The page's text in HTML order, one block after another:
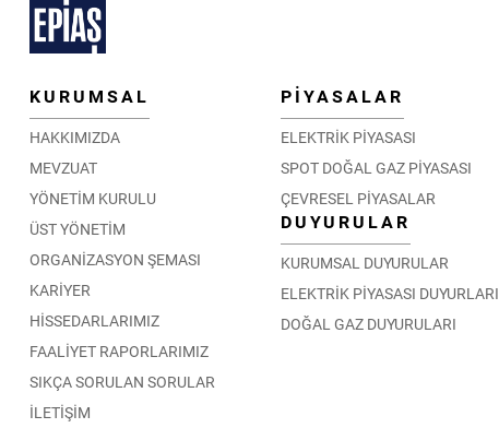
KURUMSAL
HAKKIMIZDA
MEVZUAT
YÖNETİM KURULU
ÜST YÖNETİM
ORGANİZASYON ŞEMASI
KARİYER
HİSSEDARLARIMIZ
FAALİYET RAPORLARIMIZ
SIKÇA SORULAN SORULAR
İLETİŞİM
PİYASALAR
ELEKTRİK PİYASASI
SPOT DOĞAL GAZ PİYASASI
ÇEVRESEL PİYASALAR
DUYURULAR
KURUMSAL DUYURULAR
ELEKTRİK PİYASASI DUYURLARI
DOĞAL GAZ DUYURULARI